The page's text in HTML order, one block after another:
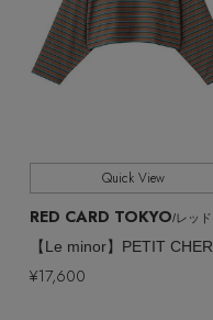
エディター厳選ギフト
Quick View
RED CARD TOKYO/レッドカード トーキョー
¥17,600